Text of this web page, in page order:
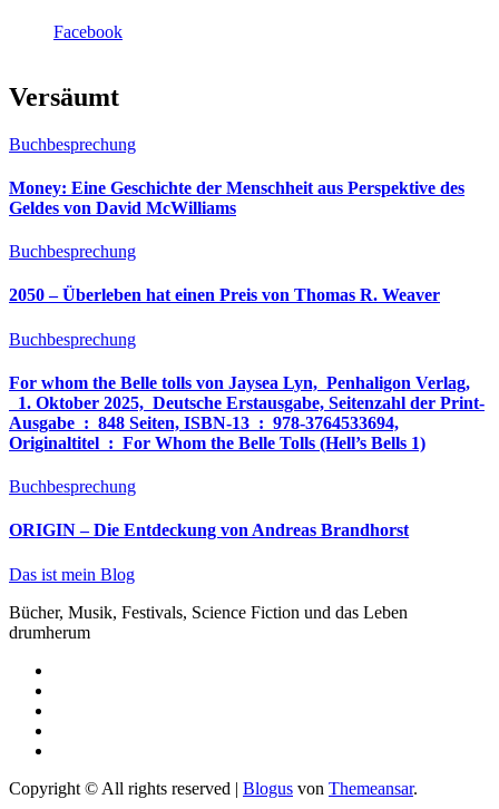
Facebook
Versäumt
Buchbesprechung
Money: Eine Geschichte der Menschheit aus Perspektive des
Geldes von David McWilliams
Buchbesprechung
2050 – Überleben hat einen Preis von Thomas R. Weaver
Buchbesprechung
For whom the Belle tolls von Jaysea Lyn, ‎ Penhaligon Verlag,
‎ 1. Oktober 2025, ‎ Deutsche Erstausgabe, Seitenzahl der Print-
Ausgabe ‏ : ‎ 848 Seiten, ISBN-13 ‏ : ‎ 978-3764533694,
Originaltitel ‏ : ‎ For Whom the Belle Tolls (Hell’s Bells 1)
Buchbesprechung
ORIGIN – Die Entdeckung von Andreas Brandhorst
Das ist mein Blog
Bücher, Musik, Festivals, Science Fiction und das Leben
drumherum
Copyright © All rights reserved | Blogus von Themeansar.